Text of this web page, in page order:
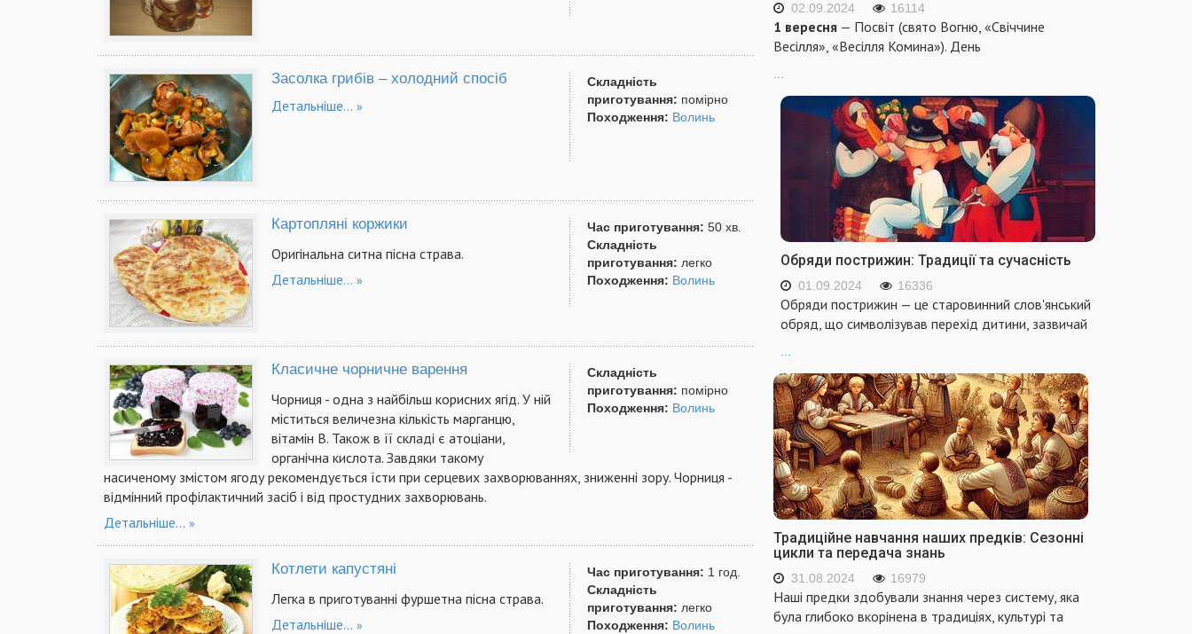
Складність
приготування: помірно
Походження: Волинь
Засолка грибів – холодний спосіб
Детальніше...
Час приготування: 50 хв.
Складність
приготування: легко
Походження: Волинь
Картопляні коржики
Оригінальна ситна пісна страва.
Детальніше...
Складність
приготування: помірно
Походження: Волинь
Класичне чорничне варення
Чорниця - одна з найбільш корисних ягід. У ній
міститься величезна кількість марганцю,
вітамін В. Також в її складі є атоціани,
органічна кислота. Завдяки такому
насиченому змістом ягоду рекомендується їсти при серцевих захворюваннях, зниженні зору. Чорниця -
відмінний профілактичний засіб і від простудних захворювань.
Детальніше...
Час приготування: 1 год.
Складність
приготування: легко
Походження: Волинь
Котлети капустяні
Легка в приготуванні фуршетна пісна страва.
Детальніше...
02.09.2024 16114
1 вересня — Посвіт (свято Вогню, «Свіччине
Весілля», «Весілля Комина»). День
...
Обряди пострижин: Традиції та сучасність
01.09.2024 16336
Обряди пострижин — це старовинний слов'янський
обряд, що символізував перехід дитини, зазвичай
...
Традиційне навчання наших предків: Сезонні
цикли та передача знань
31.08.2024 16979
Наші предки здобували знання через систему, яка
була глибоко вкорінена в традиціях, культурі та